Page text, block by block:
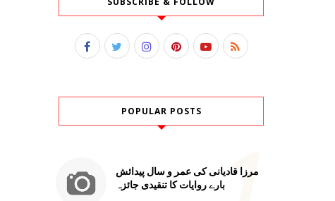
POPULAR POSTS
مرزا قادیانی کی عمر و سال پیدائش
بارے روایات کا تنقیدی جائزہ